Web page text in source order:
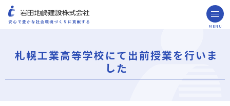
MENU
ごあいさつ
ミッション・ビジョン・社訓
会社概要
組織図
役員一覧
沿革
岩田地崎の歴史
事業所一覧
関連会社
プレスリリース
財務情報
岩田地崎建設のCM
3分でわかる岩田地崎建設
札幌工業高等学校にて出前授業を行いま
した